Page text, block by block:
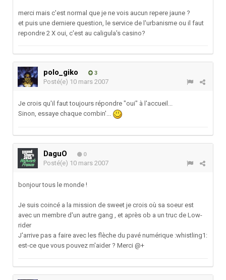
merci mais c'est normal que je ne vois aucun repere jaune ?
et puis une derniere question, le service de l'urbanisme ou il faut
repondre 2 X oui, c'est au caligula's casino?
polo_giko 3
Posté(e) 10 mars 2007
Je crois qu'il faut toujours répondre "oui" à l'accueil...
Sinon, essaye chaque combin'...
DaguO 0
Posté(e) 10 mars 2007
bonjour tous le monde !
Je suis coincé a la mission de sweet je crois où sa soeur est
avec un membre d'un autre gang , et après ob a un truc de Low-
rider
J'arrive pas a faire avec les flèche du pavé numérique :whistling1:
est-ce que vous pouvez m'aider ? Merci @+